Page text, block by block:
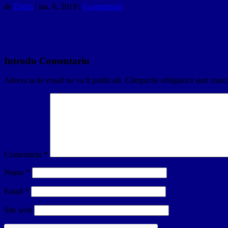
de Elvira | ian. 6, 2019 | 0 comentarii
Introdu Comentariu
Adresa ta de email nu va fi publicată. Câmpurile obligatorii sunt
Comentariu *
Nume *
Email *
Site web